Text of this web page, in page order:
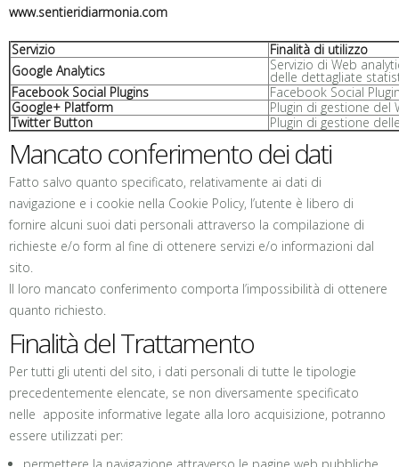
www.sentieridiarmonia.com
Servizio
Finalità di utilizzo
Google Analytics
Servizio di Web
delle dettagliate
Facebook Social Plugins
Facebook Social
Google+ Platform
Plugin di gestione del
Twitter Button
Plugin di gestione
Mancato conferimento dei dati
Fatto salvo quanto specificato, relativamente ai dati di
navigazione e i cookie nella Cookie Policy, l’utente è libero di
fornire alcuni suoi dati personali attraverso la compilazione di
richieste e/o form al fine di ottenere servizi e/o informazioni dal
sito.
Il loro mancato conferimento comporta l’impossibilità di ottenere
quanto richiesto.
Finalità del Trattamento
Per tutti gli utenti del sito, i dati personali di tutte le tipologie
precedentemente elencate, se non diversamente specificato
nelle apposite informative legate alla loro acquisizione, potranno
essere utilizzati per: